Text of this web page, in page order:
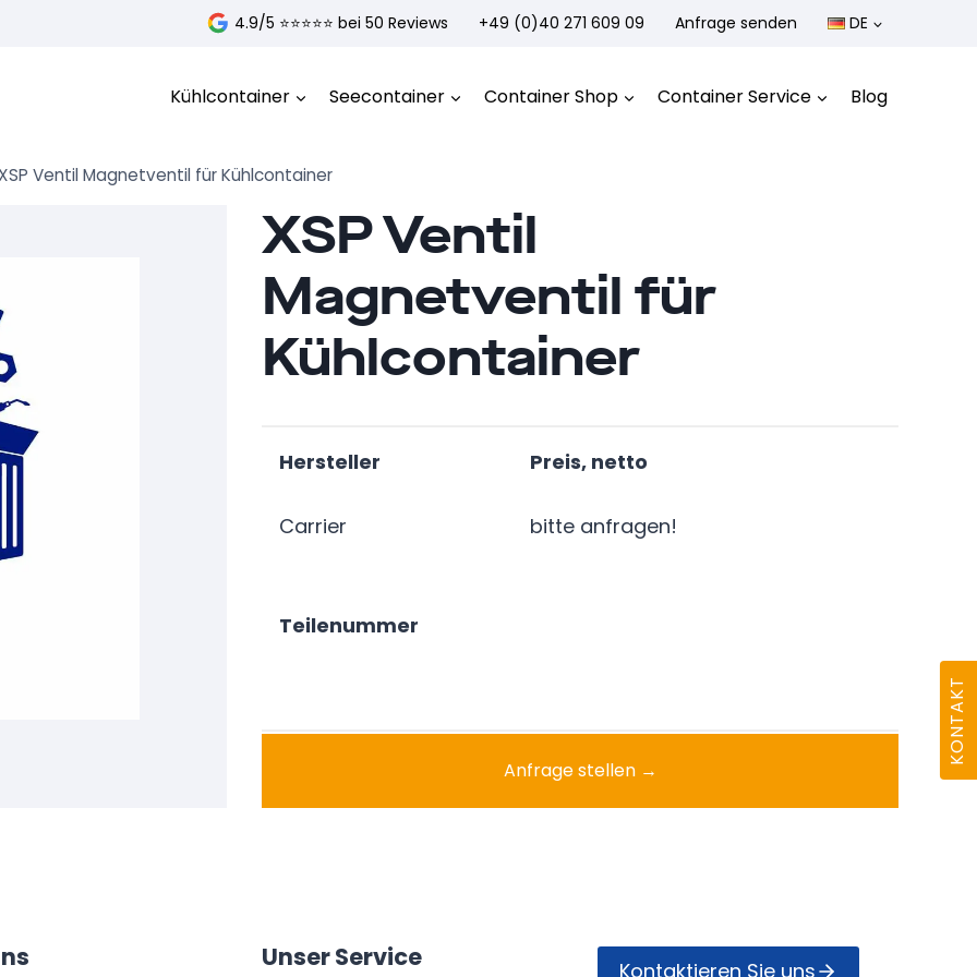
4.9/5 ⭐️⭐️⭐️⭐️⭐️ bei 50 Reviews +49 (0)40 271 609 09 Anfrage senden DE
Kühlcontainer Seecontainer Container Shop Container Service Blog
Ventil Magnetventil für Kühlcontainer
XSP Ventil
Magnetventil für
Kühlcontainer
Hersteller
Carrier
Preis, netto
bitte anfragen!
Teilenummer
Anfrage stellen →
Unser Service Kontak­tieren Sie uns
KONTAKT